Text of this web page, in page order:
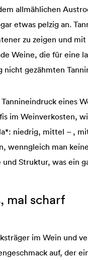
allmählichen
etwas pelzig an.
zu zeigen und
Weine, die für eine
nicht gezähmten
eines
im Weinverkosten,
niedrig, mittel – ,
wenngleich man
Struktur, was ein
mal scharf
im Wein und
auf, der